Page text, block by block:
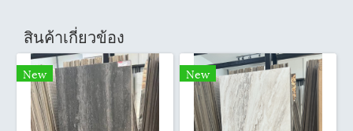
สินค้าเกี่ยวข้อง
New New